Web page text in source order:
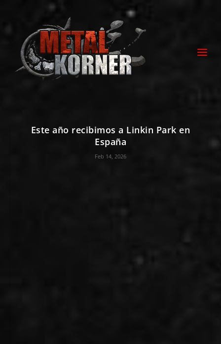
Este año recibimos a Linkin Park en
España
Feb 14, 2026